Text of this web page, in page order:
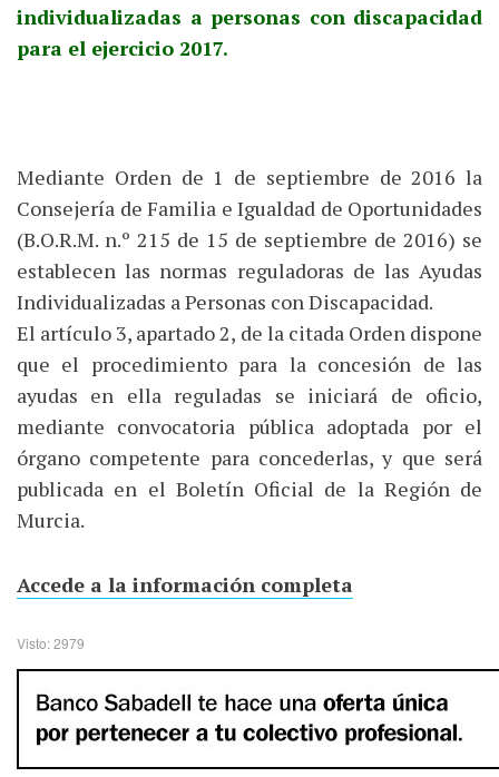
individualizadas a personas con discapacidad
para el ejercicio 2017.
Mediante Orden de 1 de septiembre de 2016 la
Consejería de Familia e Igualdad de Oportunidades
(B.O.R.M. n.º 215 de 15 de septiembre de 2016) se
establecen las normas reguladoras de las Ayudas
Individualizadas a Personas con Discapacidad.
El artículo 3, apartado 2, de la citada Orden dispone
que el procedimiento para la concesión de las
ayudas en ella reguladas se iniciará de oficio,
mediante convocatoria pública adoptada por el
órgano competente para concederlas, y que será
publicada en el Boletín Oficial de la Región de
Murcia.
Accede a la información completa
Visto: 2979